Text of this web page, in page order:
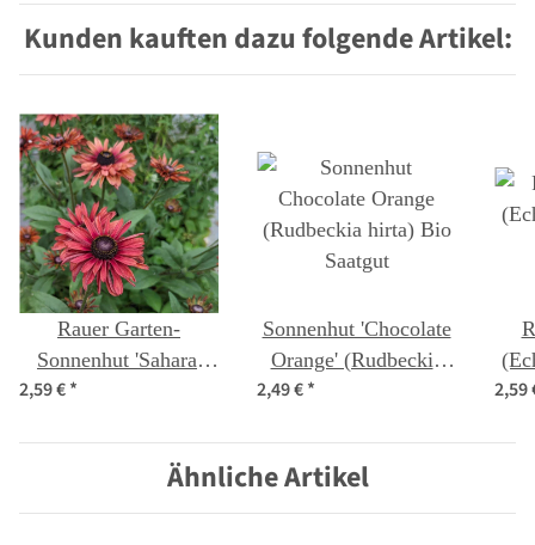
Kunden kauften dazu folgende Artikel:
Rauer Garten-
Sonnenhut 'Sahara'
(Rudbeckia hirta)
2,59 €*
Sonnenhut 'Chocolate
Orange' (Rudbeckia
hirta) Bio Saatgut
2,49 €* 2,59
Ähnliche Artikel